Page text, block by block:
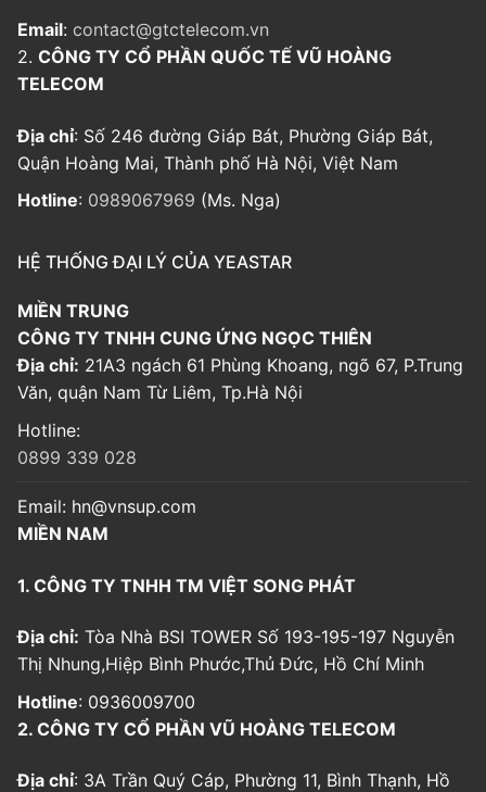
Email: contact@gtctelecom.vn
2. CÔNG TY CỔ PHẦN QUỐC TẾ VŨ HOÀNG
TELECOM
Địa chỉ: Số 246 đường Giáp Bát, Phường Giáp Bát,
Quận Hoàng Mai, Thành phố Hà Nội, Việt Nam
Hotline: 0989067969 (Ms. Nga)
HỆ THỐNG ĐẠI LÝ CỦA YEASTAR
MIỀN TRUNG
CÔNG TY TNHH CUNG ỨNG NGỌC THIÊN
Địa chỉ: 21A3 ngách 61 Phùng Khoang, ngõ 67, P.Trung
Văn, quận Nam Từ Liêm, Tp.Hà Nội
Hotline:
0899 339 028
Email: hn@vnsup.com
MIỀN NAM
1. CÔNG TY TNHH TM VIỆT SONG PHÁT
Địa chỉ: Tòa Nhà BSI TOWER Số 193-195-197 Nguyễn
Thị Nhung,Hiệp Bình Phước,Thủ Đức, Hồ Chí Minh
Hotline: 0936009700
2. CÔNG TY CỔ PHẦN VŨ HOÀNG TELECOM
Địa chỉ: 3A Trần Quý Cáp, Phường 11, Bình Thạnh, Hồ